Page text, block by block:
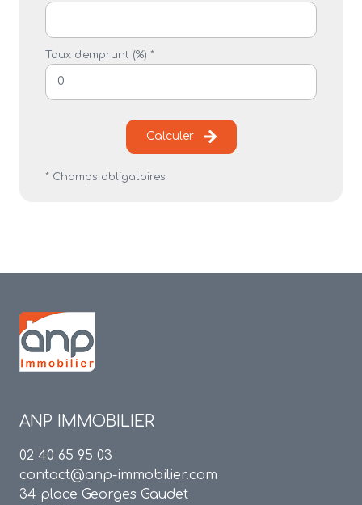
Taux d'emprunt (%) *
Calculer
* Champs obligatoires
ANP IMMOBILIER
02 40 65 95 03
contact@anp-immobilier.com
34 place Georges Gaudet